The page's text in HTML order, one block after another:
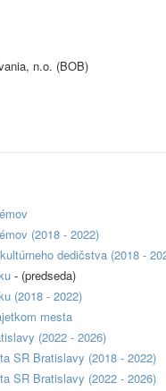
n.o. (BOB)
(2018 - 2022)
dedičstva (2018 -
- (predseda)
(2018 - 2022)
mesta
(2022 - 2026)
SR Bratislavy (2018 - 2022)
SR Bratislavy (2022 - 2026)